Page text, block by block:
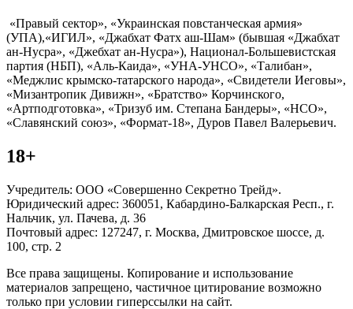
«Правый сектор», «Украинская повстанческая армия»
(УПА),«ИГИЛ», «Джабхат Фатх аш-Шам» (бывшая «Джабхат
ан-Нусра», «Джебхат ан-Нусра»), Национал-Большевистская
партия (НБП), «Аль-Каида», «УНА-УНСО», «Талибан»,
«Меджлис крымско-татарского народа», «Свидетели Иеговы»,
«Мизантропик Дивижн», «Братство» Корчинского,
«Артподготовка», «Тризуб им. Степана Бандеры», «НСО»,
«Славянский союз», «Формат-18», Дуров Павел Валерьевич.
18+
Учредитель: ООО «Совершенно Секретно Трейд».
Юридический адрес: 360051, Кабардино-Балкарская Респ., г.
Нальчик, ул. Пачева, д. 36
Почтовый адрес: 127247, г. Москва, Дмитровское шоссе, д.
100, стр. 2
Все права защищены. Копирование и использование
материалов запрещено, частичное цитирование возможно
только при условии гиперссылки на сайт.